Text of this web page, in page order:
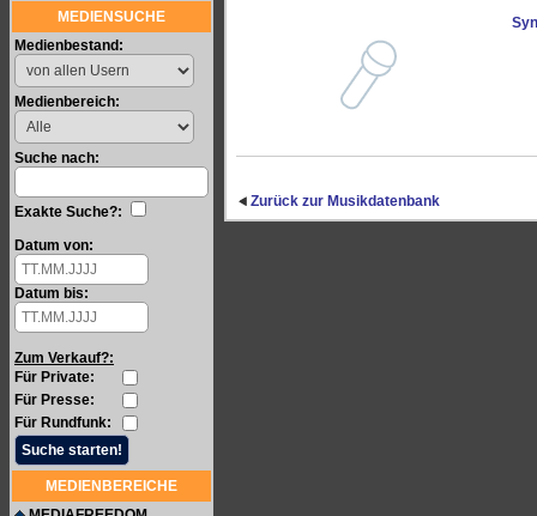
MEDIENSUCHE
Medienbestand:
Medienbereich:
Suche nach:
Exakte Suche?:
Datum von:
Datum bis:
Zum Verkauf?:
Für Private:
Für Presse:
Für Rundfunk:
MEDIENBEREICHE
Zurück zur Musikdatenbank